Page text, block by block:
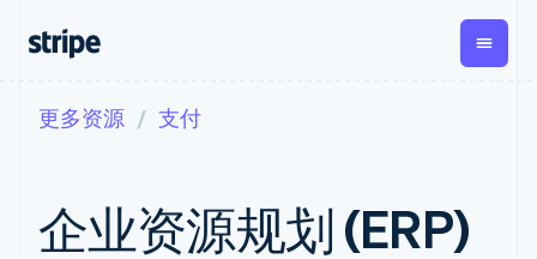
支付
在线支付
Payment links
经常性收入
Metronome
按用量计费
Global
Payouts
按企业阶段
文档
库与 SDK
Stripe Apps
学习
指南
更多资源 支付
企业资源规划 (ERP)